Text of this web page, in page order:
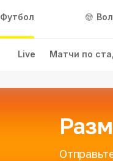
Футбол
Live Матчи по